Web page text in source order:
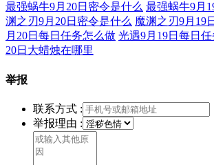
最强蜗牛9月20日密令是什么 最强蜗牛9月
渊之刃9月20日密令是什么 魔渊之刃9月19
月20日每日任务怎么做 光遇9月19日每日
20日大蜡烛在哪里
举报
联系方式 :
举报理由 :